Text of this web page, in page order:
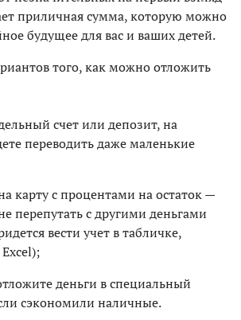
приличная сумма, которую можно
будущее для вас и ваших детей.
того, как можно отложить
счет или депозит, на
переводить даже маленькие
карту с процентами на остаток —
перепутать с другими деньгами
вести учет в табличке,
деньги в специальный
сэкономили наличные.